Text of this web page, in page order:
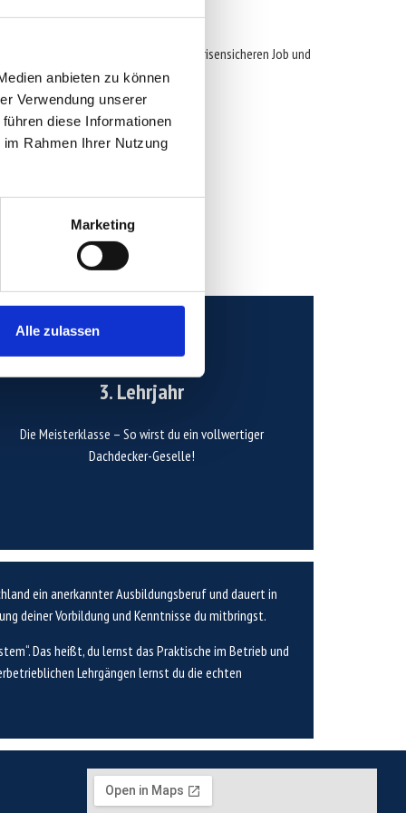
anbieten zu können
Verwendung unserer
diese Informationen
Rahmen Ihrer Nutzung
Marketing
Alle zulassen
die bleiben.
dich zum Top-Handwerker mit einem krisensicheren Job und
August 2026!
3. Lehrjahr
Die Meisterklasse – So wirst du ein vollwertiger
Dachdecker-Geselle!
ein Geselle, übernimmst Verantwortung für komplexe
Projekte und lernst die Königsdisziplinen des
Mehr erfahren
ein anerkannter Ausbildungsberuf und dauert in
deiner Vorbildung und Kenntnisse du mitbringst.
Das heißt, du lernst das Praktische im Betrieb und
Lehrgängen lernst du die echten